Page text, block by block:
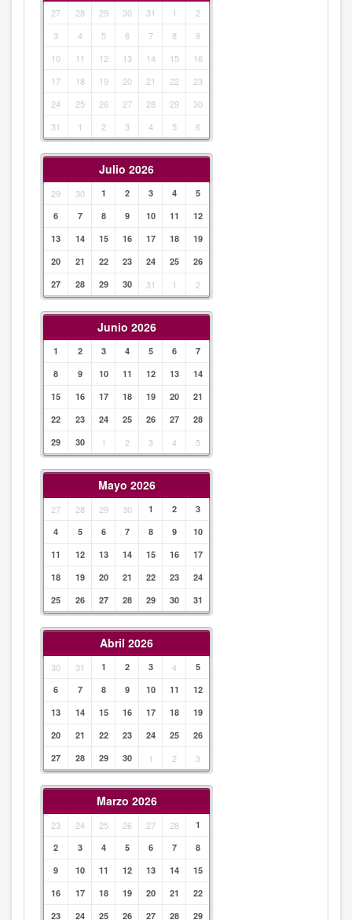
27 28 29 30 31 1
2
3
4 5 6 7 8
9
10
11 12 13 14 15
16
17
18 19 20 21 22
23
24
25 26 27 28 29
30
31
1 2 3 4 5 6
Julio 2026
29 30 1 2 3 4
5
6
7 8 9 10 11
12
13
14 15 16 17 18
19
20
21 22 23 24 25
26
27
28 29 30 31 1 2
Junio 2026
1 2 3 4 5 6
7
8
9 10 11 12 13
14
15
16 17 18 19 20
21
22
23 24 25 26 27
28
29
30 1 2 3 4 5
Mayo 2026
27 28 29 30 1 2
3
4
5 6 7 8 9
10
11
12 13 14 15 16
17
18
19 20 21 22 23
24
25
26 27 28 29 30 31
Abril 2026
30 31 1 2 3 4
5
6
7 8 9 10 11
12
13
14 15 16 17 18
19
20
21 22 23 24 25
26
27
28 29 30 1 2 3
Marzo 2026
23 24 25 26 27 28
1
2
3 4 5 6 7
8
9
10 11 12 13 14
15
16
17 18 19 20 21
22
23
24 25 26 27 28
29